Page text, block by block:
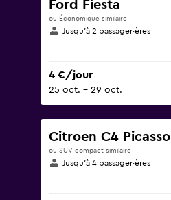
Ford Fiesta
ou Économique similaire
Jusqu’à 2 passager·ères
4 €/jour
25 oct. - 29 oct.
Citroen C4 Picasso
ou SUV compact similaire
Jusqu’à 4 passager·ères